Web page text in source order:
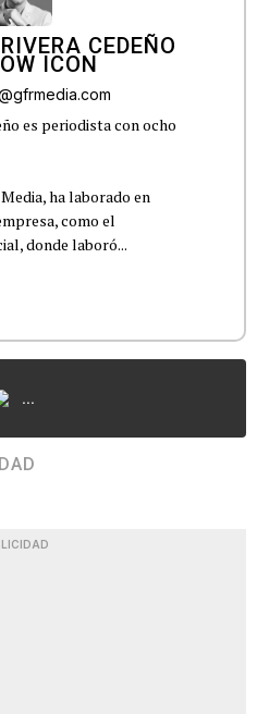
CEDEÑO
es periodista con ocho
ha laborado en
como el
donde laboró...
...